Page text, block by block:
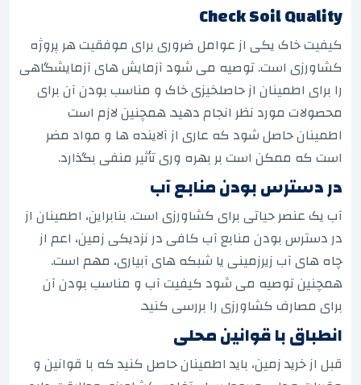
Check Soil Quality
کیفیت خاک یکی از عوامل ضروری برای موفقیت هر پروژه
کشاورزی است. توصیه می شود آزمایش های آزمایشگاهی
را برای اطمینان از حاصلخیزی خاک و مناسب بودن آن برای
محصولات مورد نظر انجام دهید. همچنین لازم است
اطمینان حاصل شود که عاری از آلاینده ها و مواد مضر
است که ممکن است بر بهره وری تأثیر منفی بگذارد.
در دسترس بودن منابع آب
آب یک عنصر حیاتی برای کشاورزی است. بنابراین، اطمینان از
در دسترس بودن منابع آب کافی در نزدیکی زمین، اعم از
چاه های آب زیرزمینی یا شبکه های آبیاری، مهم است.
همچنین توصیه می شود کیفیت آب و مناسب بودن آن
برای مصارف کشاورزی را بررسی کنید.
انطباق با قوانین محلی
قبل از خرید زمین، باید اطمینان حاصل کنید که با قوانین و